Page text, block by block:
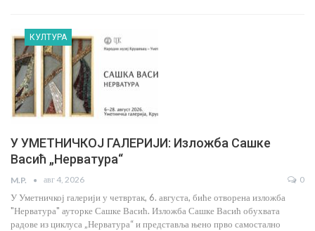
КУЛТУРА
У УМЕТНИЧКОЈ ГАЛЕРИЈИ: Изложба Сашке
Васић „Нерватура“
M.P. авг 4, 2026 0
У Уметничкој галерији у четвртак, 6. августа, биће отворена изложба
"Нерватура" ауторке Сашке Васић. Изложба Сашке Васић обухвата
радове из циклуса „Нерватура“ и представља њено прво самостално